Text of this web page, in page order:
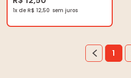
1x de R$ 12,50
1